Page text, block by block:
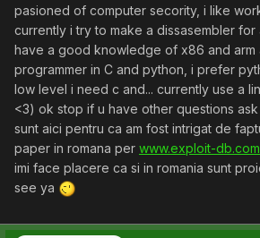
pasioned of computer secority, i like
currently i try to make a dissasembler for
have a good knowledge of x86 and arm
programmer in C and python, i prefer
low level i need c and... currently use a
<3) ok stop if u have other questions ask
sunt aici pentru ca am fost intrigat de
paper in romana per www.exploit-db.com
imi face placere ca si in romania sunt
see ya